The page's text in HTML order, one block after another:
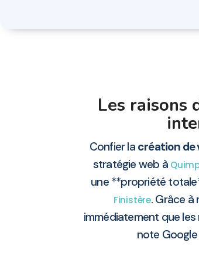
Les raisons
Confier la création de
stratégie web à
une **propriété
Finistère. Grâce
immédiatement que
note